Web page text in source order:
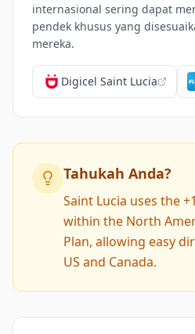
internasional sering dapat
pendek khusus yang
mereka.
Digicel Saint Lucia
Tahukah Anda?
Saint Lucia uses the
within the North
Plan, allowing easy
US and Canada.